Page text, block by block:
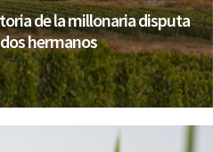
de la millonaria disputa
hermanos